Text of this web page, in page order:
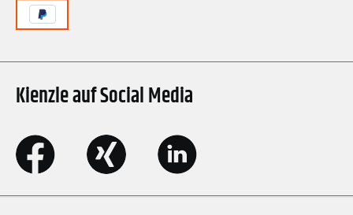
Kienzle auf Social Media